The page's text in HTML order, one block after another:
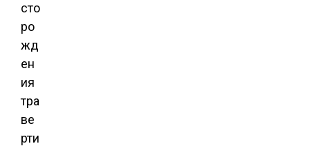
сто
ро
жд
ен
ия
тра
ве
рти